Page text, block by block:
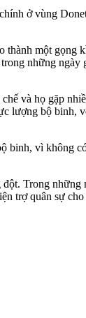
ở vùng
một gọng
những ngày
và họ gặp
lượng bộ binh,
binh, vì không
Trong những
trợ quân sự